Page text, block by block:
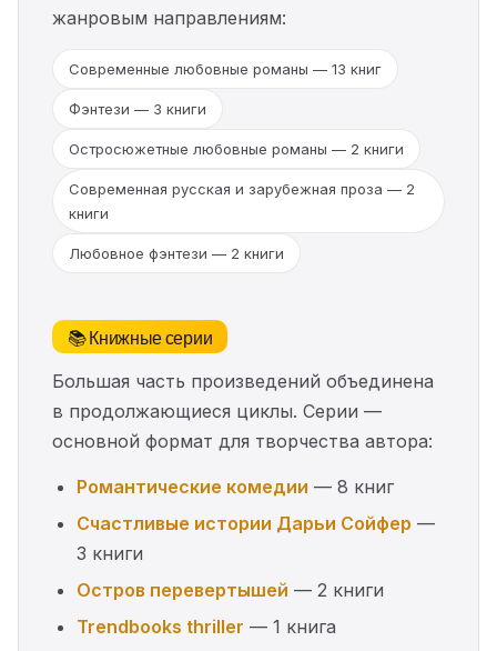
жанровым направлениям:
Современные любовные романы — 13 книг
Фэнтези — 3 книги
Остросюжетные любовные романы — 2 книги
Современная русская и зарубежная проза — 2
книги
Любовное фэнтези — 2 книги
📚 Книжные серии
Большая часть произведений объединена
в продолжающиеся циклы. Серии —
основной формат для творчества автора:
Романтические комедии — 8 книг
Счастливые истории Дарьи Сойфер —
3 книги
Остров перевертышей — 2 книги
Trendbooks thriller — 1 книга